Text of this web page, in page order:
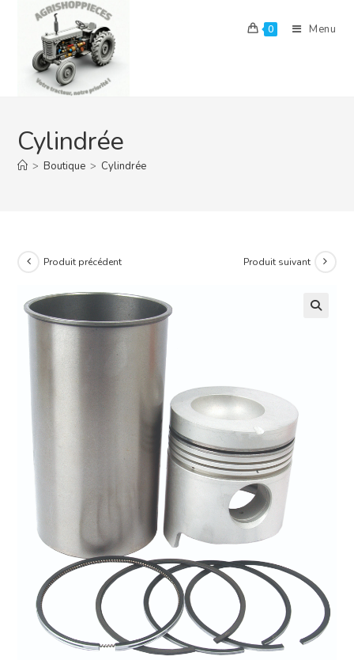
content
0 Menu
Cylindrée
> Boutique > Cylindrée
Produit précédent Produit suivant